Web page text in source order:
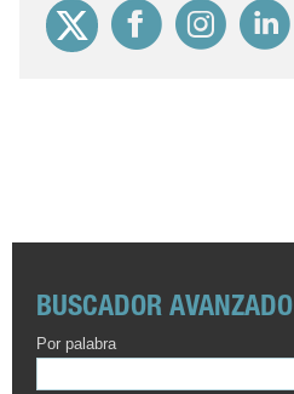
BUSCADOR AVANZADO
Por palabra